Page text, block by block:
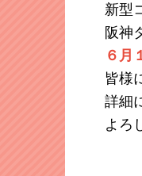
新型
阪神
６月
皆様
詳細
よろ